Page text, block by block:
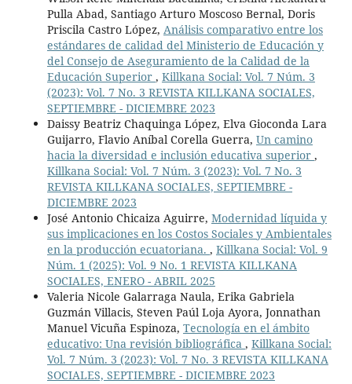
Pulla Abad, Santiago Arturo Moscoso Bernal, Doris
Priscila Castro López, Análisis comparativo entre los
estándares de calidad del Ministerio de Educación y
del Consejo de Aseguramiento de la Calidad de la
Educación Superior , Killkana Social: Vol. 7 Núm. 3
(2023): Vol. 7 No. 3 REVISTA KILLKANA SOCIALES,
SEPTIEMBRE - DICIEMBRE 2023
Daissy Beatriz Chaquinga López, Elva Gioconda Lara
Guijarro, Flavio Aníbal Corella Guerra, Un camino
hacia la diversidad e inclusión educativa superior ,
Killkana Social: Vol. 7 Núm. 3 (2023): Vol. 7 No. 3
REVISTA KILLKANA SOCIALES, SEPTIEMBRE -
DICIEMBRE 2023
José Antonio Chicaiza Aguirre, Modernidad líquida y
sus implicaciones en los Costos Sociales y Ambientales
en la producción ecuatoriana. , Killkana Social: Vol. 9
Núm. 1 (2025): Vol. 9 No. 1 REVISTA KILLKANA
SOCIALES, ENERO - ABRIL 2025
Valeria Nicole Galarraga Naula, Erika Gabriela
Guzmán Villacis, Steven Paúl Loja Ayora, Jonnathan
Manuel Vicuña Espinoza, Tecnología en el ámbito
educativo: Una revisión bibliográfica , Killkana Social:
Vol. 7 Núm. 3 (2023): Vol. 7 No. 3 REVISTA KILLKANA
SOCIALES, SEPTIEMBRE - DICIEMBRE 2023